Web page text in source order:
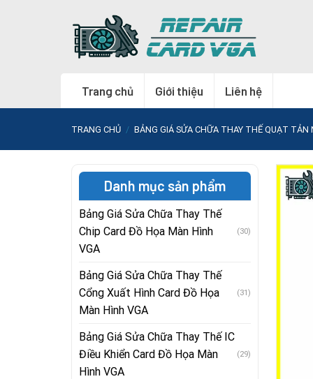
Trang chủ Giới thiệu Liên hệ
TRANG CHỦ / BẢNG GIÁ SỬA CHỮA THAY THẾ QUẠT
Danh mục sản phẩm
Bảng Giá Sửa Chữa Thay Thế
Chip Card Đồ Họa Màn Hình
VGA
(30)
Bảng Giá Sửa Chữa Thay Thế
Cổng Xuất Hình Card Đồ Họa
Màn Hình VGA
(31)
Bảng Giá Sửa Chữa Thay Thế IC
Điều Khiển Card Đồ Họa Màn
Hình VGA
(29)